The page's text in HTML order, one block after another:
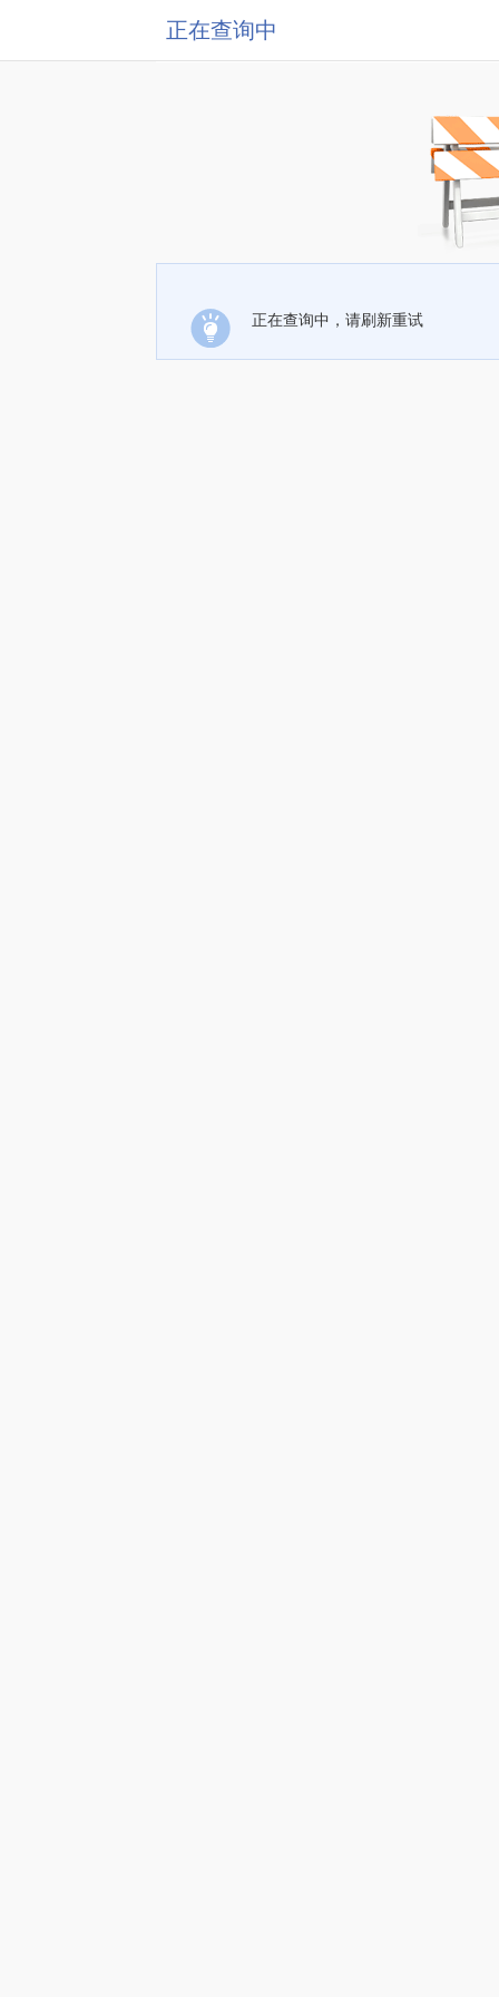
正在查询中
正在查询中，请刷新重试